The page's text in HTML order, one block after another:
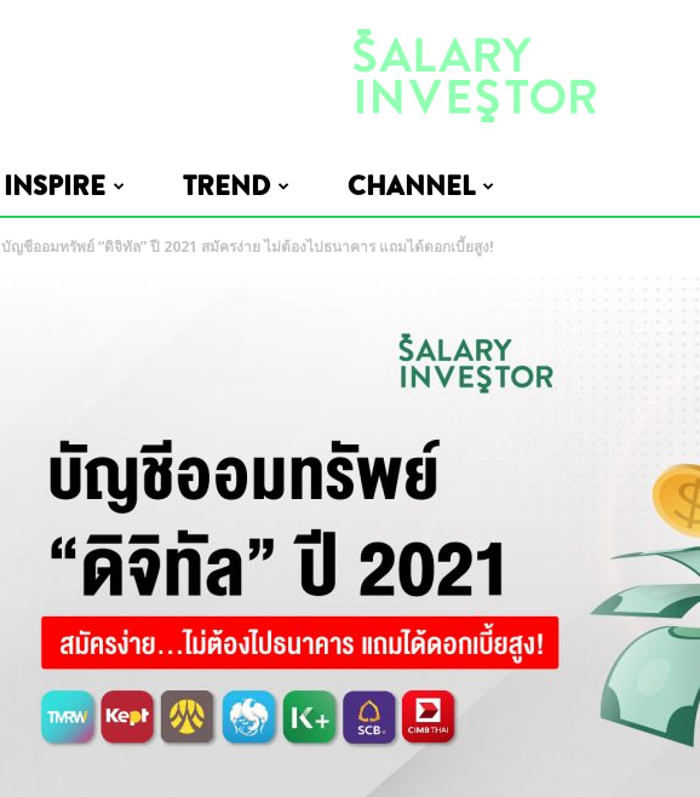
Salary
Investor
INSPIRE TREND CHANNEL
บัญชีออมทรัพย์ “ดิจิทัล” ปี 2021 สมัครง่าย ไม่ต้องไปธนาคาร แถมได้ดอกเบี้ยสูง!